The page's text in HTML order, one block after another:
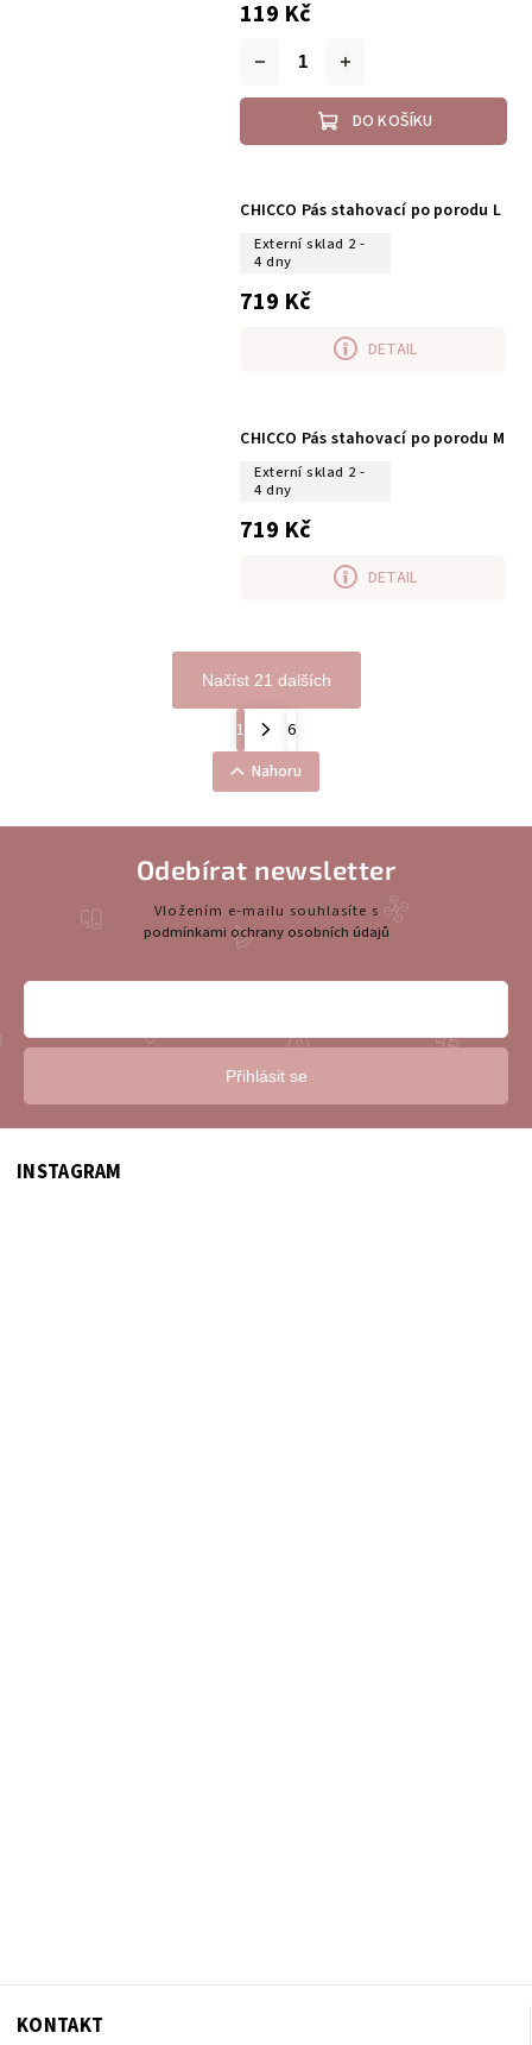
119 Kč
DO KOŠÍKU
CHICCO Pás stahovací po porodu L
Externí sklad 2 -
4 dny
719 Kč
DETAIL
CHICCO Pás stahovací po porodu M
Externí sklad 2 -
4 dny
719 Kč
DETAIL
Načíst 21 dalších
1
6
Nahoru
KONTAKT
INSTAGRAM
Odebírat newsletter
Vložením e-mailu souhlasíte s
podmínkami ochrany osobních údajů
Přihlásit se